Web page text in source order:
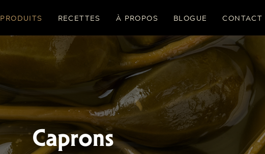
PRODUITS RECETTES À PROPOS BLOGUE CONTACT
Caprons